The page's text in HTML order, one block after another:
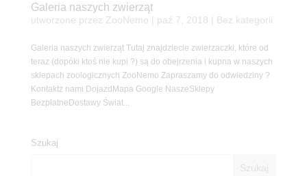
Galeria naszych zwierząt
utworzone przez ZooNemo paź 7, 2018 | Bez kategorii
Galeria naszych zwierząt Tutaj znajdziecie zwierzaczki, które od
teraz (dopóki ktoś nie kupi ?) są do obejrzenia i kupna w naszych
sklepach zoologicznych ZooNemo Zapraszamy do odwiedziny ?
Kontaktz nami DojazdMapa Google NaszeSklepy
BezpłatneDostawy Świat...
Szukaj